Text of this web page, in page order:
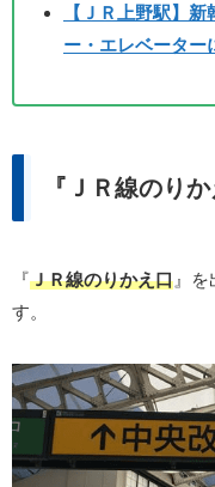
【ＪＲ上野駅】
ー・エレベーター
『ＪＲ線のり
『ＪＲ線のりかえ口 』
す。